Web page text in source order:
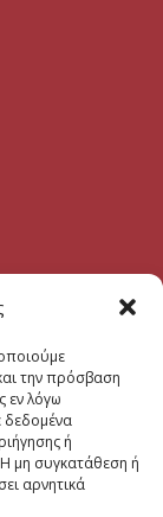
την πρόσβαση
εν λόγω
δεδομένα
ή
μη συγκατάθεση ή
αρνητικά